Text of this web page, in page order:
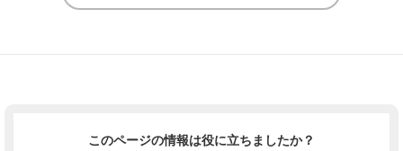
このページの情報は役に立ちましたか？